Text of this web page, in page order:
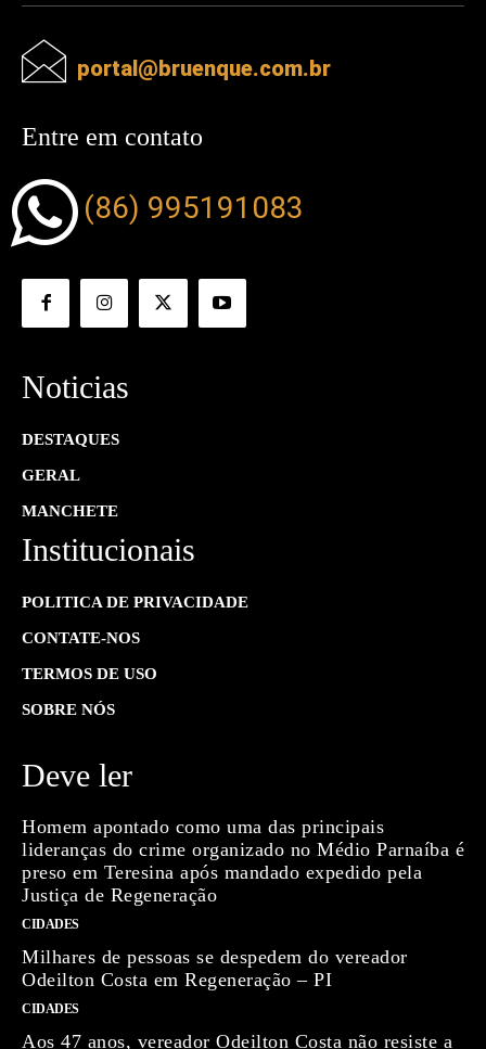
portal@bruenque.com.br
Entre em contato
(86) 995191083
Noticias
DESTAQUES
GERAL
MANCHETE
Institucionais
POLITICA DE PRIVACIDADE
CONTATE-NOS
TERMOS DE USO
SOBRE NÓS
Deve ler
Homem apontado como uma das principais
lideranças do crime organizado no Médio Parnaíba é
preso em Teresina após mandado expedido pela
Justiça de Regeneração
CIDADES
Milhares de pessoas se despedem do vereador
Odeilton Costa em Regeneração – PI
CIDADES
Aos 47 anos, vereador Odeilton Costa não resiste a